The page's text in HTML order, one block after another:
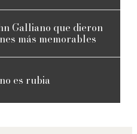
Galliano que dieron
más memorables
es rubia